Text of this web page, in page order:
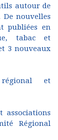
autour de
nouvelles
publiées en
tabac et
3 nouveaux
et
associations
Régional